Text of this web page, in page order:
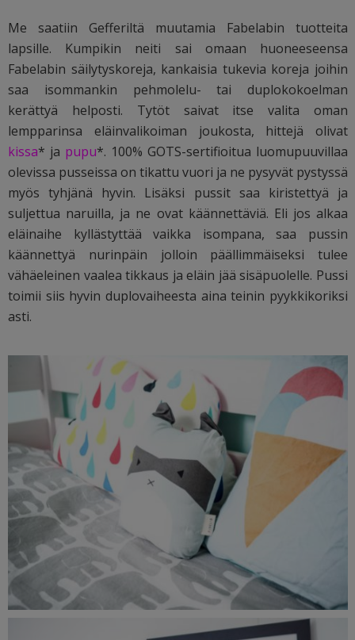
Me saatiin Gefferiltä muutamia Fabelabin tuotteita
lapsille. Kumpikin neiti sai omaan huoneeseensa
Fabelabin säilytyskoreja, kankaisia tukevia koreja joihin
saa isommankin pehmolelu- tai duplokokoelman
kerättyä helposti. Tytöt saivat itse valita oman
lempparinsa eläinvalikoiman joukosta, hittejä olivat
kissa* ja pupu*. 100% GOTS-sertifioitua luomupuuvillaa
olevissa pusseissa on tikattu vuori ja ne pysyvät pystyssä
myös tyhjänä hyvin. Lisäksi pussit saa kiristettyä ja
suljettua naruilla, ja ne ovat käännettäviä. Eli jos alkaa
eläinaihe kyllästyttää vaikka isompana, saa pussin
käännettyä nurinpäin jolloin päällimmäiseksi tulee
vähäeleinen vaalea tikkaus ja eläin jää sisäpuolelle. Pussi
toimii siis hyvin duplovaiheesta aina teinin pyykkikoriksi
asti.